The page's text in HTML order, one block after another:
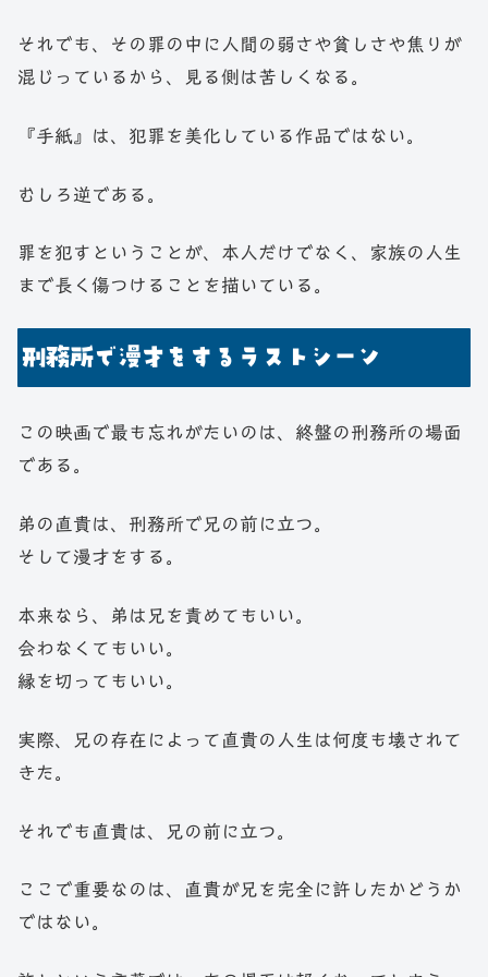
それでも、その罪の中に人間の弱さや貧しさや焦りが
混じっているから、見る側は苦しくなる。
『手紙』は、犯罪を美化している作品ではない。
むしろ逆である。
罪を犯すということが、本人だけでなく、家族の人生
まで長く傷つけることを描いている。
刑務所で漫才をするラストシーン
この映画で最も忘れがたいのは、終盤の刑務所の場面
である。
弟の直貴は、刑務所で兄の前に立つ。
そして漫才をする。
本来なら、弟は兄を責めてもいい。
会わなくてもいい。
縁を切ってもいい。
実際、兄の存在によって直貴の人生は何度も壊されて
きた。
それでも直貴は、兄の前に立つ。
ここで重要なのは、直貴が兄を完全に許したかどうか
ではない。